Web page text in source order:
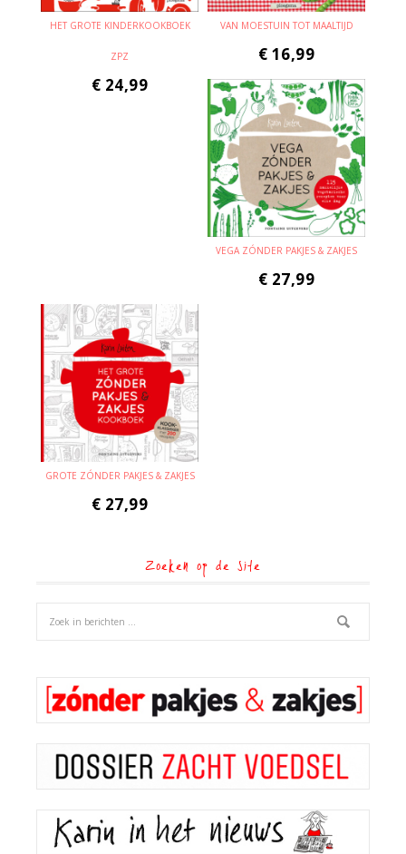
HET GROTE KINDERKOOKBOEK
ZPZ
€ 24,99
VAN MOESTUIN TOT MAALTIJD
€ 16,99
VEGA ZÓNDER PAKJES & ZAKJES
€ 27,99
GROTE ZÓNDER PAKJES & ZAKJES
€ 27,99
Zoeken op de site